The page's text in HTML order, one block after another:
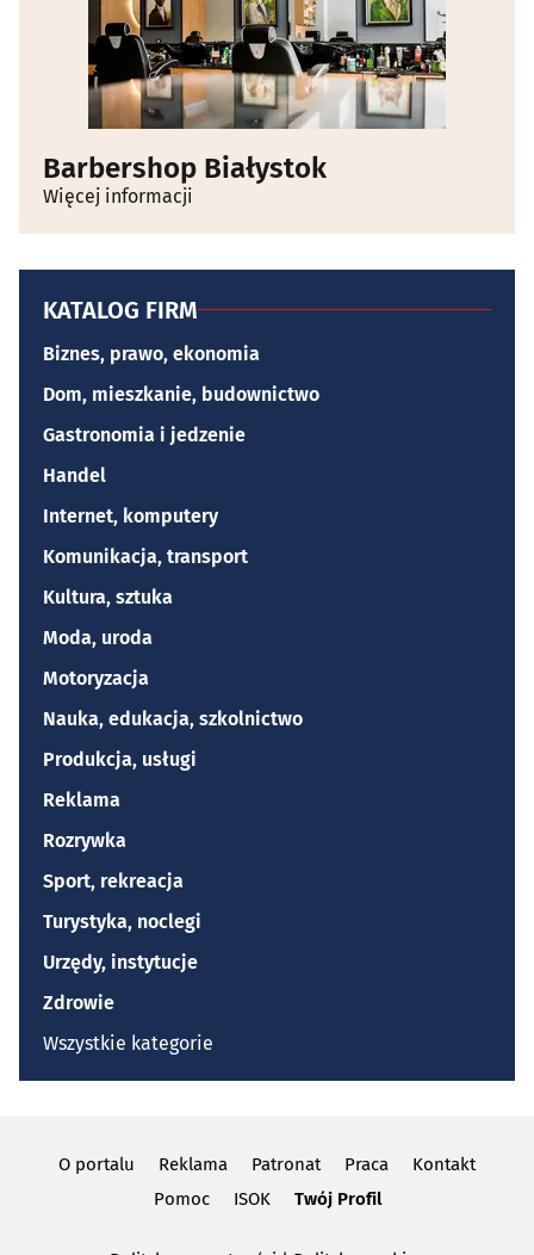
Barbershop Białystok
Więcej informacji
KATALOG FIRM
Biznes, prawo, ekonomia
Dom, mieszkanie, budownictwo
Gastronomia i jedzenie
Handel
Internet, komputery
Komunikacja, transport
Kultura, sztuka
Moda, uroda
Motoryzacja
Nauka, edukacja, szkolnictwo
Produkcja, usługi
Reklama
Rozrywka
Sport, rekreacja
Turystyka, noclegi
Urzędy, instytucje
Zdrowie
Wszystkie kategorie
O portalu Reklama Patronat Praca
Kontakt
Pomoc
ISOK Twój Profil